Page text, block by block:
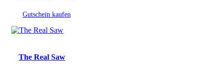
Gutschein kaufen
The Real Saw